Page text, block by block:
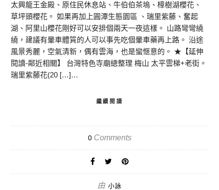
太興龍王金殿、原住民休息站、牛伯伯茶塢、樟樹湖櫻花、
草坪頭櫻花。 如果再加上圓潭生態園區 、瑞里紫藤、奮起
湖、阿里山櫻花剛好可以安排個兩天一夜這樣。 山路彎彎繞
繞，建議有暈車體質的人可以事先吃個暈車藥再上路。 沿途
風景秀麗，空氣清新，偶有雲海，也是蠻愜意的。 ★【延伸
閱讀-鄰近相關】 台灣特色寺廟總整理 梅山 太平雲梯+老街。
瑞里紫藤花(20 […]…
繼續閱讀
0Comments
由 小詠